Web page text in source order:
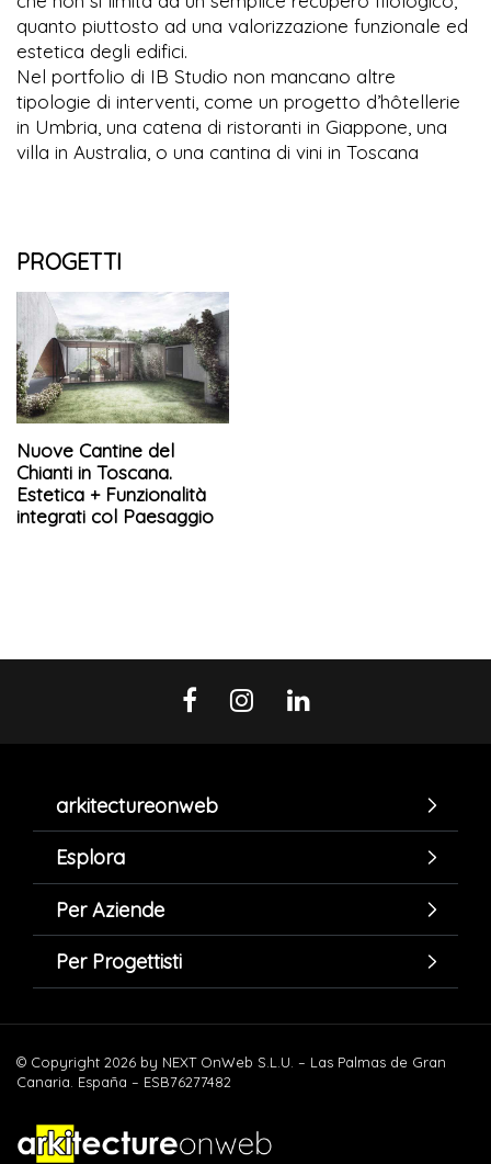
quanto piuttosto ad una valorizzazione funzionale ed
estetica degli edifici.
Nel portfolio di IB Studio non mancano altre
tipologie di interventi, come un progetto d’hôtellerie
in Umbria, una catena di ristoranti in Giappone, una
villa in Australia, o una cantina di vini in Toscana
PROGETTI
Nuove Cantine del
Chianti in Toscana.
Estetica + Funzionalità
integrati col Paesaggio
arkitectureonweb
Esplora
Per Aziende
Per Progettisti
© Copyright 2026 by NEXT OnWeb S.L.U. – Las Palmas de Gran
Canaria. España – ESB76277482